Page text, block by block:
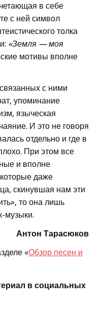
в себе
с ней символ
толка
«Земля — моя
мотивы вполне
с ними
упоминание
языческая
И это не говоря
отдельно и где в
При этом все
и вполне
даже
скинувшая нам эти
то она лишь
музыки.
Антон Тарасюков
«Обзор песен и
в социальных